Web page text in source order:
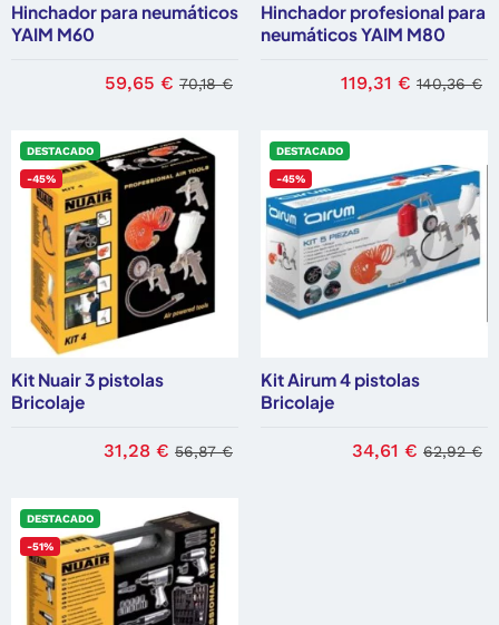
Hinchador para neumáticos
YAIM M60
59,65 € 70,18 €
Hinchador profesional para
neumáticos YAIM M80
119,31 € 140,36 €
DESTACADO
-45%
Kit Nuair 3 pistolas
Bricolaje
31,28 € 56,87 €
DESTACADO
-45%
Kit Airum 4 pistolas
Bricolaje
34,61 € 62,92 €
DESTACADO
-51%